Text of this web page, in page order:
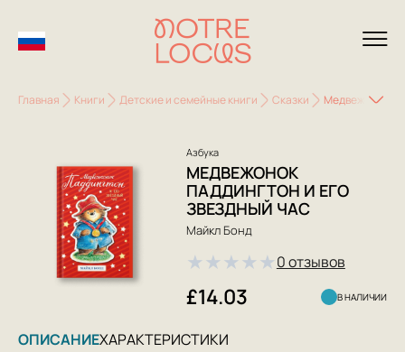
Главная Книги Детские и семейные книги Сказки Медвежонок
Азбука
МЕДВЕЖОНОК
ПАДДИНГТОН И ЕГО
ЗВЕЗДНЫЙ ЧАС
Майкл Бонд
★★★★★0 отзывов
£14.03 В НАЛИЧИИ
ОПИСАНИЕХАРАКТЕРИСТИКИ